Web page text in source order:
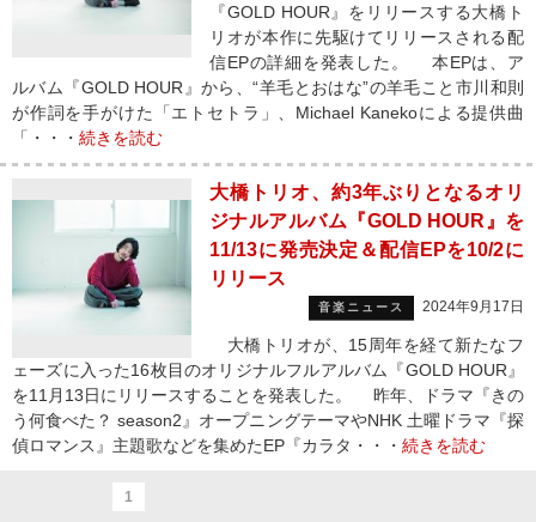
『GOLD HOUR』をリリースする大橋ト
リオが本作に先駆けてリリースされる配
信EPの詳細を発表した。 本EPは、ア
ルバム『GOLD HOUR』から、“羊毛とおはな”の羊毛こと市川和則
が作詞を手がけた「エトセトラ」、Michael Kanekoによる提供曲
「・・・ 続きを読む
大橋トリオ、約3年ぶりとなるオリ
ジナルアルバム『GOLD HOUR』を
11/13に発売決定＆配信EPを10/2に
リリース
音楽ニュース 2024年9月17日
大橋トリオが、15周年を経て新たなフ
ェーズに入った16枚目のオリジナルフルアルバム『GOLD HOUR』
を11月13日にリリースすることを発表した。 昨年、ドラマ『きの
う何食べた？ season2』オープニングテーマやNHK 土曜ドラマ『探
偵ロマンス』主題歌などを集めたEP『カラタ・・・ 続きを読む
1